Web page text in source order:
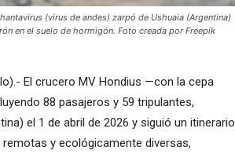
hantavirus (virus de andes) zarpó de Ushuaia (Argentina)
en el suelo de hormigón. Foto creada por Freepik
El crucero MV Hondius —con la cepa
88 pasajeros y 59 tripulantes,
el 1 de abril de 2026 y siguió un itinerario
y ecológicamente diversas,